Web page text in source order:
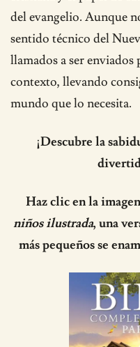
del evangelio. Aunque
sentido técnico del
llamados a ser
contexto, llevando
mundo que lo necesita.
¡Descubre la
Haz clic en la
niños ilustrada, una
más pequeños se